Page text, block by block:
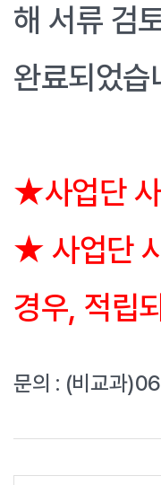
해 서류 검
완료되었습
★사업단
★ 사업단
경우, 적립
문의 : (비교과